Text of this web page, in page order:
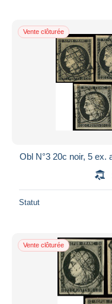
Vente clôturée
Obl N°3 20c noir, 5 ex.
Statut
Vente clôturée